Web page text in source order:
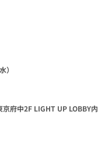
）
府中2F LIGHT UP LOBBY内